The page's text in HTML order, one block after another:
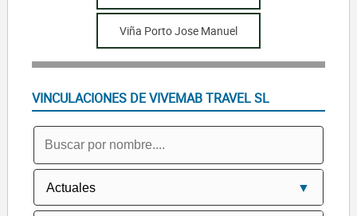
Viña Porto Jose Manuel
VINCULACIONES DE VIVEMAB TRAVEL SL